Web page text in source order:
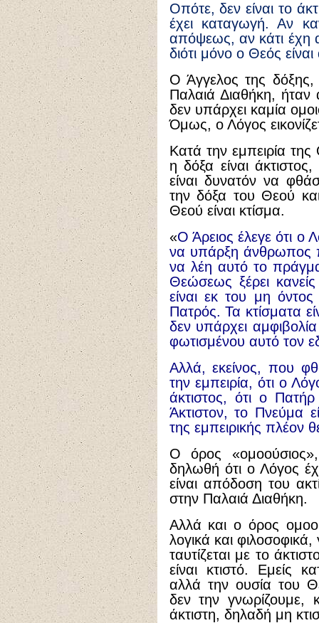
Οπότε, δεν είναι το
έχει καταγωγή. Αν
απόψεως, αν κάτι έχη
διότι μόνο ο Θεός είναι
Ο Άγγελος της
Παλαιά Διαθήκη, ήταν
δεν υπάρχει καμία
Όμως, ο Λόγος
Κατά την εμπειρία
η δόξα είναι άκτιστος,
είναι δυνατόν να
την δόξα του Θεού
Θεού είναι κτίσμα.
«Ο Άρειος έλεγε ότι ο
να υπάρξη άνθρωπος
να λέη αυτό το
Θεώσεως ξέρει
είναι εκ του μη
Πατρός. Τα κτίσματα
δεν υπάρχει
φωτισμένου αυτό τον
Αλλά, εκείνος, που
την εμπειρία, ότι ο
άκτιστος, ότι ο Πατήρ
Άκτιστον, το Πνεύμα
της εμπειρικής πλέον
Ο όρος
δηλωθή ότι ο Λόγος
είναι απόδοση του
στην Παλαιά Διαθήκη.
Αλλά και ο όρος
λογικά και φιλοσοφικά,
ταυτίζεται με το
είναι κτιστό. Εμείς
αλλά την ουσία του
δεν την γνωρίζουμε,
άκτιστη, δηλαδή μη